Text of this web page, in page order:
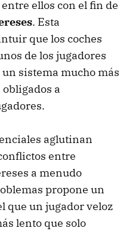
ellos con el fin de
. Esta
que los coches
de los jugadores
sistema mucho más
a
aglutinan
entre
a menudo
propone un
que un jugador veloz
lento que solo